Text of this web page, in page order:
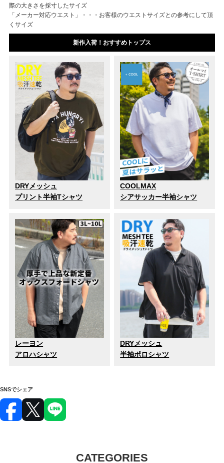
際の大きさを採寸したサイズ
「メーカー対応ウエスト」・・・お客様のウエストサイズとの参考にして頂
くサイズ
新作入荷！おすすめトップス
DRYメッシュ
プリント半袖Tシャツ
COOLMAX
シアサッカー半袖シャツ
レーヨン
アロハシャツ
DRYメッシュ
半袖ポロシャツ
SNSでシェア